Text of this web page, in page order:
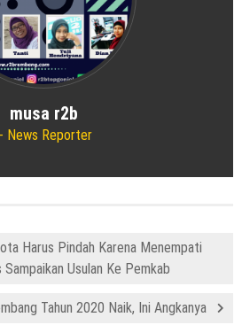
musa r2b
News Reporter
Harus Pindah Karena Menempati
Usulan Ke Pemkab
Tahun 2020 Naik, Ini Angkanya